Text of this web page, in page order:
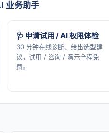
业务助手
🩺 申请试用 / AI 权限体检
30 分钟在线诊断、给出选型建
议，试用 / 咨询 / 演示全程免
费。